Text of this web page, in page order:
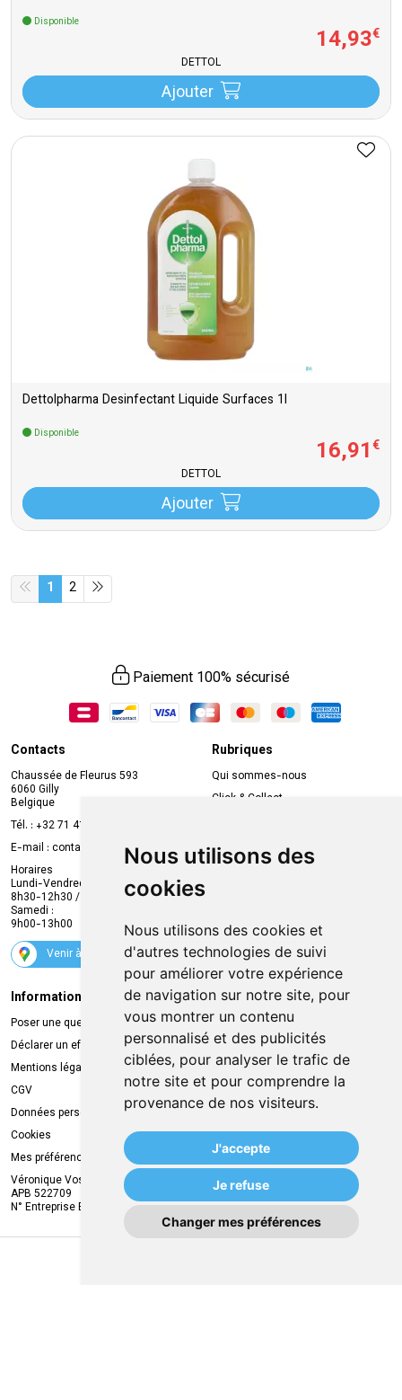
Nous utilisons des
cookies
Nous utilisons des cookies et
d'autres technologies de suivi
pour améliorer votre expérience
de navigation sur notre site, pour
vous montrer un contenu
personnalisé et des publicités
ciblées, pour analyser le trafic de
notre site et pour comprendre la
provenance de nos visiteurs.
J'accepte
Je refuse
Changer mes préférences
Disponible
14,93€
DETTOL
Ajouter
Dettolpharma Desinfectant Liquide Surfaces 1l
Disponible
16,91€
DETTOL
Ajouter
1 2
Paiement 100% sécurisé
Contacts
Chaussée de Fleurus 593
6060 Gilly
Belgique
Tél. : +32 71 41 32 10
E-mail : contact
mvapharma.be
Horaires
Lundi-Vendredi :
8h30-12h30 / 13h30-18h30
Samedi :
9h00-13h00
Venir à la pharmacie
Rubriques
Qui sommes-nous
Click & Collect
Compte professionnel
Envoi d’ordonnance
Suivez-nous
Informations légales
Poser une question
Déclarer un effet indésirable
Mentions légales
CGV
Données personnelles
Cookies
Mes préférences Cookies
Véronique Vos
APB 522709
N° Entreprise BE0749.944.612
Livraison
Retrait à la pharmacie
Livraison chez vous
Livraison dans un Point Relais